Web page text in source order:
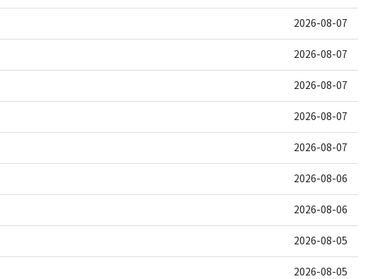
2026-08-07
2026-08-07
2026-08-07
2026-08-07
2026-08-07
2026-08-06
2026-08-06
2026-08-05
2026-08-05